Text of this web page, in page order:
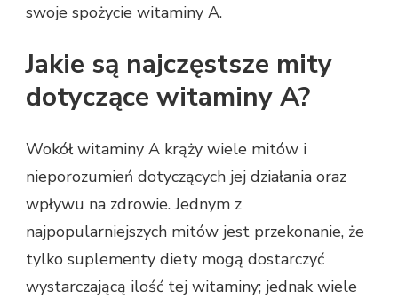
swoje spożycie witaminy A.
Jakie są najczęstsze mity
dotyczące witaminy A?
Wokół witaminy A krąży wiele mitów i
nieporozumień dotyczących jej działania oraz
wpływu na zdrowie. Jednym z
najpopularniejszych mitów jest przekonanie, że
tylko suplementy diety mogą dostarczyć
wystarczającą ilość tej witaminy; jednak wiele